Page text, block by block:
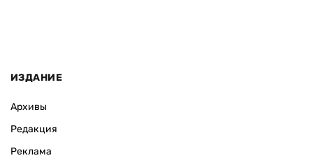
ИЗДАНИЕ
Архивы
Редакция
Реклама